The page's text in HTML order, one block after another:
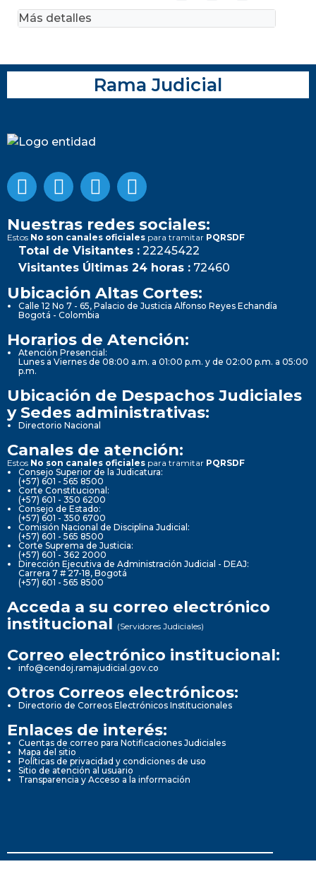
Más detalles
Rama Judicial
Nuestras redes sociales:
Estos No son canales oficiales para tramitar PQRSDF
Total de Visitantes : 22245422
Visitantes Últimas 24 horas : 72460
Ubicación Altas Cortes:
Calle 12 No 7 - 65, Palacio de Justicia Alfonso Reyes Echandía
Bogotá - Colombia
Horarios de Atención:
Atención Presencial:
Lunes a Viernes de 08:00 a.m. a 01:00 p.m. y de 02:00 p.m. a 05:00
p.m.
Ubicación de Despachos Judiciales
y Sedes administrativas:
Directorio Nacional
Canales de atención:
Estos No son canales oficiales para tramitar PQRSDF
Consejo Superior de la Judicatura:
(+57) 601 - 565 8500
Corte Constitucional:
(+57) 601 - 350 6200
Consejo de Estado:
(+57) 601 - 350 6700
Comisión Nacional de Disciplina Judicial:
(+57) 601 - 565 8500
Corte Suprema de Justicia:
(+57) 601 - 362 2000
Dirección Ejecutiva de Administración Judicial - DEAJ:
Carrera 7 # 27-18, Bogotá
(+57) 601 - 565 8500
Acceda a su correo electrónico
institucional (Servidores Judiciales)
Correo electrónico institucional:
info@cendoj.ramajudicial.gov.co
Otros Correos electrónicos:
Directorio de Correos Electrónicos Institucionales
Enlaces de interés:
Cuentas de correo para Notificaciones Judiciales
Mapa del sitio
Políticas de privacidad y condiciones de uso
Sitio de atención al usuario
Transparencia y Acceso a la información